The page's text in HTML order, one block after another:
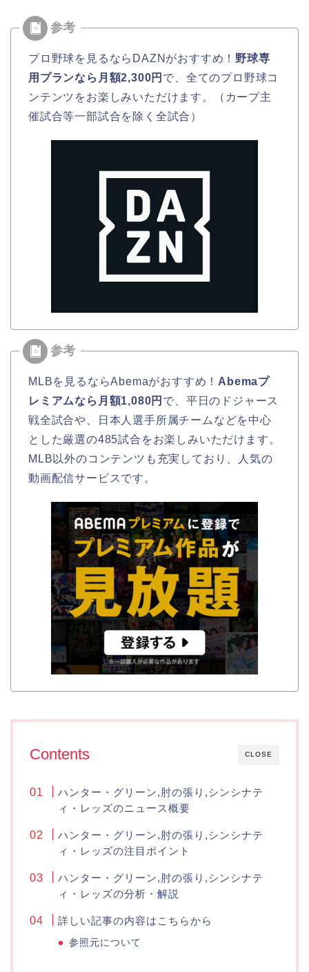
プロ野球を見るならDAZNがおすすめ！ 野球専
用プランなら月額2,300円 で、全てのプロ野球コ
ンテンツをお楽しみいただけます。（カープ主
催試合等一部試合を除く全試合）
MLBを見るならAbemaがおすすめ！ Abemaプ
レミアムなら月額1,080円 で、平日のドジャース
戦全試合や、日本人選手所属チームなどを中心
とした厳選の485試合をお楽しみいただけます。
MLB以外のコンテンツも充実しており、人気の
動画配信サービスです。
CLOSE
Contents
ハンター・グリーン,肘の張り,シンシナテ
ィ・レッズのニュース概要
ハンター・グリーン,肘の張り,シンシナテ
ィ・レッズの注目ポイント
ハンター・グリーン,肘の張り,シンシナテ
ィ・レッズの分析・解説
詳しい記事の内容はこちらから
参照元について